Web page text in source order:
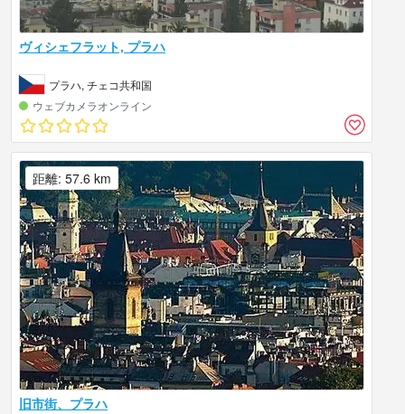
ヴィシェフラット, プラハ
プラハ, チェコ共和国
ウェブカメラオンライン
旧市街、プラハ
距離: 57.6 km